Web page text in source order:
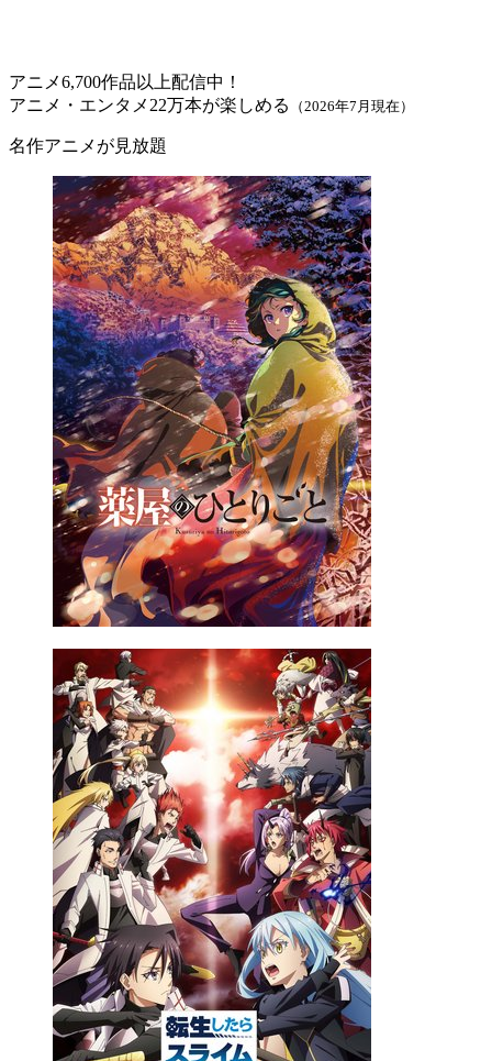
アニメ6,700作品以上配信中！
アニメ・エンタメ22万本が楽しめる
（2026年7月現在）
名作アニメが見放題